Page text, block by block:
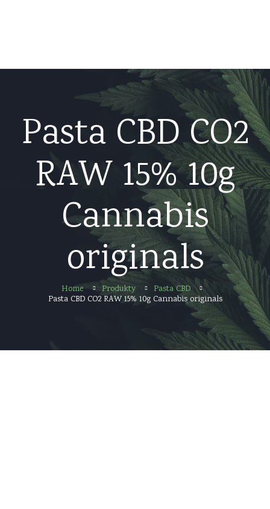
Sklep internetowy
Blog
Częste pytania
Kontakt
Pasta CBD CO2
RAW 15% 10g
Cannabis
originals
Home Produkty
Pasta CBD
Pasta CBD CO2 RAW 15% 10g Cannabis originals